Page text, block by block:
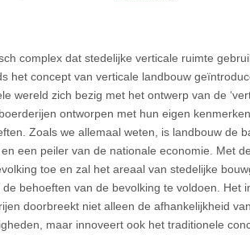
complex dat stedelijke verticale ruimte
het concept van verticale landbouw
wereld zich bezig met het ontwerp van de
ontworpen met hun eigen
Zoals we allemaal weten, is landbouw de
een peiler van de nationale economie. Met
toe en zal het areaal van stedelijke
behoeften van de bevolking te voldoen. Het
doorbreekt niet alleen de afhankelijkheid
maar innoveert ook het traditionele